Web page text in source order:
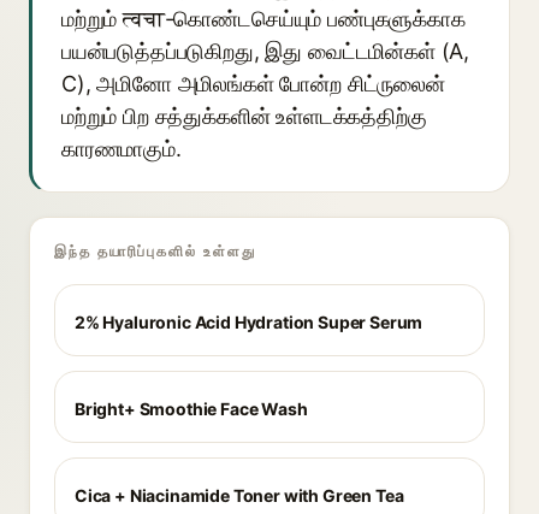
மற்றும் त्वचा-கொண்டசெய்யும் பண்புகளுக்காக
பயன்படுத்தப்படுகிறது, இது வைட்டமின்கள் (A,
C), அமினோ அமிலங்கள் போன்ற சிட்ருலைன்
மற்றும் பிற சத்துக்களின் உள்ளடக்கத்திற்கு
காரணமாகும்.
இந்த தயாரிப்புகளில் உள்ளது
2% Hyaluronic Acid Hydration Super Serum
Bright+ Smoothie Face Wash
Cica + Niacinamide Toner with Green Tea